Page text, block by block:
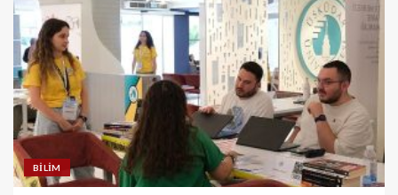
BILIM